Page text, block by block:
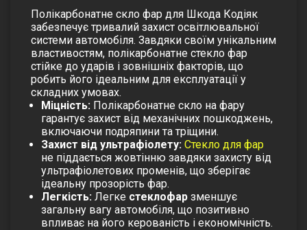
Полікарбонатне скло фар для Шкода Кодіяк
забезпечує тривалий захист освітлювальної
системи автомобіля. Завдяки своїм унікальним
властивостям, полікарбонатне стекло фар
стійке до ударів і зовнішніх факторів, що
робить його ідеальним для експлуатації у
складних умовах.
Міцність: Полікарбонатне скло на фару
гарантує захист від механічних пошкоджень,
включаючи подряпини та тріщини.
Захист від ультрафіолету: Стекло для фар
не піддається жовтінню завдяки захисту від
ультрафіолетових променів, що зберігає
ідеальну прозорість фар.
Легкість: Легке стеклофар зменшує
загальну вагу автомобіля, що позитивно
впливає на його керованість і економічність.